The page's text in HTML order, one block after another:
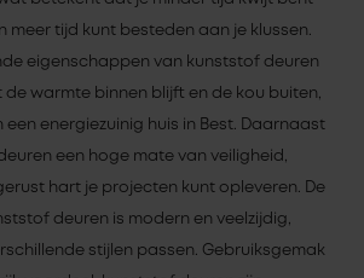
meer tijd kunt besteden aan je klussen.
eigenschappen van kunststof deuren
warmte binnen blijft en de kou buiten,
energiezuinig huis in Best. Daarnaast
een hoge mate van veiligheid,
hart je projecten kunt opleveren. De
deuren is modern en veelzijdig,
stijlen passen. Gebruiksgemak